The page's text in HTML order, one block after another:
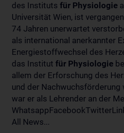
des Instituts für Physiologie
Universität Wien, ist
74 Jahren unerwartet
als international anerkannter
Energiestoffwechsel des
das Institut für Physiologie
allem der Erforschung des
und der Nachwuchsförderung
war er als Lehrender an der
All News...